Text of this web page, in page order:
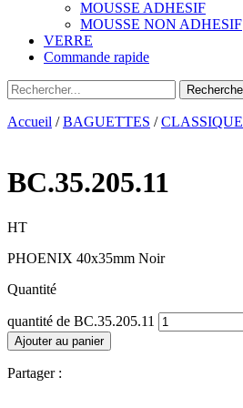
MOUSSE ADHESIF
MOUSSE NON ADHESIF
VERRE
Commande rapide
Accueil /BAGUETTES /CLASSIQUE
BC.35.205.11
HT
PHOENIX 40x35mm Noir
Quantité
quantité de BC.35.205.11
Ajouter au panier
Partager :